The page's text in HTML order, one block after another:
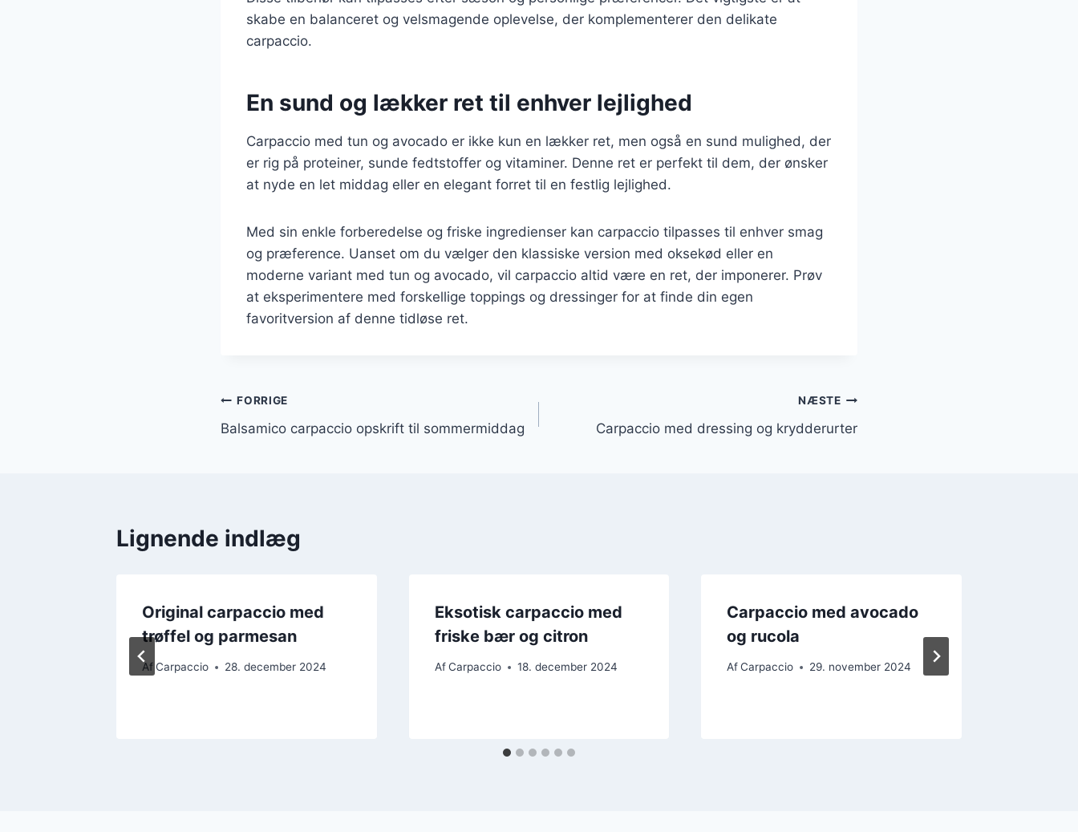
skabe en balanceret og velsmagende oplevelse, der komplementerer den delikate
carpaccio.
En sund og lækker ret til enhver lejlighed
Carpaccio med tun og avocado er ikke kun en lækker ret, men også en sund mulighed, der
er rig på proteiner, sunde fedtstoffer og vitaminer. Denne ret er perfekt til dem, der ønsker
at nyde en let middag eller en elegant forret til en festlig lejlighed.
Med sin enkle forberedelse og friske ingredienser kan carpaccio tilpasses til enhver smag
og præference. Uanset om du vælger den klassiske version med oksekød eller en
moderne variant med tun og avocado, vil carpaccio altid være en ret, der imponerer. Prøv
at eksperimentere med forskellige toppings og dressinger for at finde din egen
favoritversion af denne tidløse ret.
Indlægsnavigation
FORRIGE
Balsamico carpaccio opskrift til sommermiddag
NÆSTE
Carpaccio med dressing og krydderurter
Lignende indlæg
Original carpaccio med
trøffel og parmesan
AfCarpaccio 28. december 2024
Eksotisk carpaccio med
friske bær og citron
Af Carpaccio 18. december 2024
Carpaccio med avocado
og rucola
Af Carpaccio 29. november 2024